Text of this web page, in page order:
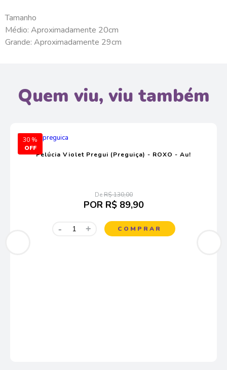
Tamanho
Médio: Aproximadamente 20cm
Grande: Aproximadamente 29cm
Quem viu, viu também
30 %
Pelúcia Violet Pregui (Preguiça) - ROXO - Au!
DeR$ 130,00
POR R$ 89,90
- + COMPRAR